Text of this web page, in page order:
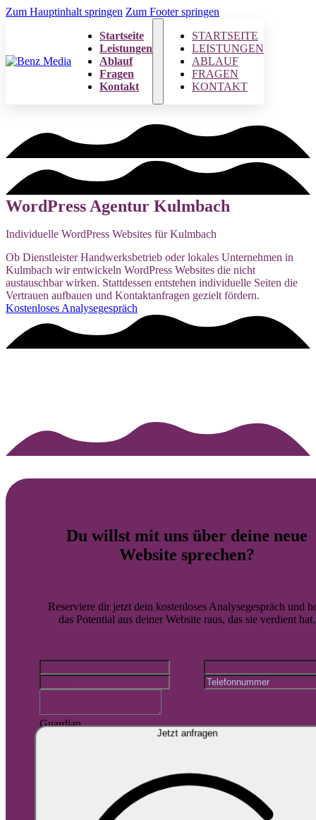
Zum Hauptinhalt springen Zum Footer springen
Startseite
Leistungen
Ablauf
Fragen
Kontakt
STARTSEITE
LEISTUNGEN
ABLAUF
FRAGEN
KONTAKT
WordPress Agentur Kulmbach
Individuelle WordPress Websites für Kulmbach
Ob Dienstleister Handwerksbetrieb oder lokales Unternehmen in
Kulmbach wir entwickeln WordPress Websites die nicht
austauschbar wirken. Stattdessen entstehen individuelle Seiten die
Vertrauen aufbauen und Kontaktanfragen gezielt fördern.
Kostenloses Analysegespräch
Du willst mit uns über deine neue
Website sprechen?
Reserviere dir jetzt dein kostenloses Analysegespräch und
das Potential aus deiner Website raus, das sie verdient hat.
Guardian
Jetzt anfragen